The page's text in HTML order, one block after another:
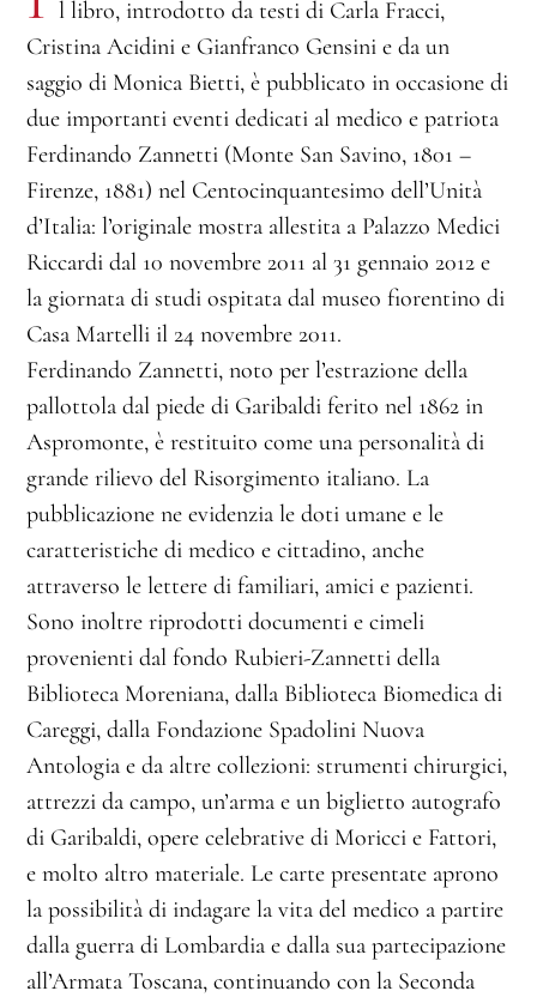
l libro, introdotto da testi di Carla Fracci,
Cristina Acidini e Gianfranco Gensini e da un
saggio di Monica Bietti, è pubblicato in occasione di
due importanti eventi dedicati al medico e patriota
Ferdinando Zannetti (Monte San Savino, 1801 –
Firenze, 1881) nel Centocinquantesimo dell’Unità
d’Italia: l’originale mostra allestita a Palazzo Medici
Riccardi dal 10 novembre 2011 al 31 gennaio 2012 e
la giornata di studi ospitata dal museo fiorentino di
Casa Martelli il 24 novembre 2011.
Ferdinando Zannetti, noto per l’estrazione della
pallottola dal piede di Garibaldi ferito nel 1862 in
Aspromonte, è restituito come una personalità di
grande rilievo del Risorgimento italiano. La
pubblicazione ne evidenzia le doti umane e le
caratteristiche di medico e cittadino, anche
attraverso le lettere di familiari, amici e pazienti.
Sono inoltre riprodotti documenti e cimeli
provenienti dal fondo Rubieri-Zannetti della
Biblioteca Moreniana, dalla Biblioteca Biomedica di
Careggi, dalla Fondazione Spadolini Nuova
Antologia e da altre collezioni: strumenti chirurgici,
attrezzi da campo, un’arma e un biglietto autografo
di Garibaldi, opere celebrative di Moricci e Fattori,
e molto altro materiale. Le carte presentate aprono
la possibilità di indagare la vita del medico a partire
dalla guerra di Lombardia e dalla sua partecipazione
all’Armata Toscana, continuando con la Seconda